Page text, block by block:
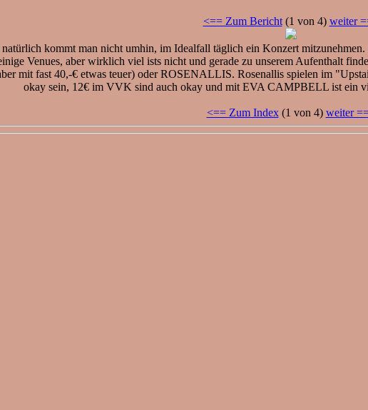
<== Zum Bericht(1 von 4) weiter
kommt man nicht umhin, im Idealfall täglich ein Konzert
Venues, aber wirklich viel ists nicht und gerade zu unserem Aufenthalt
mit fast 40,-€ etwas teuer) oder ROSENALLIS. Rosenallis spielen im
okay sein, 12€ im VVK sind auch okay und mit EVA CAMPBELL ist ein
<== Zum Index(1 von 4) weiter